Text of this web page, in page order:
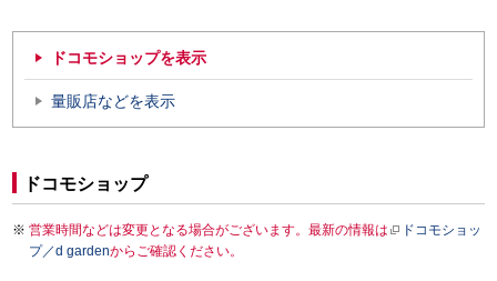
ドコモショップを表示
量販店などを表示
ドコモショップ
営業時間などは変更となる場合がございます。最新の情報は
ドコモショッ
プ／d gardenからご確認ください。